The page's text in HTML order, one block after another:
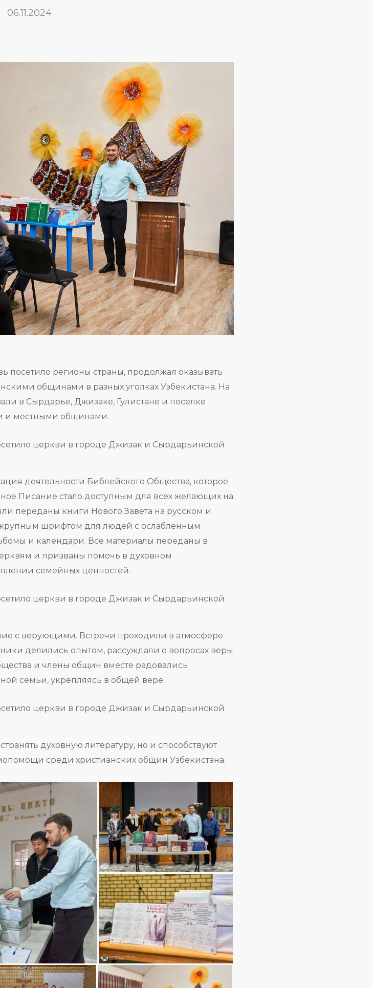
06.11.2024
посетило регионы страны, продолжая оказывать
общинами в разных уголках Узбекистана. На
в Сырдарье, Джизаке, Гулистане и поселке
и местными общинами.
деятельности Библейского Общества, которое
Писание стало доступным для всех желающих на
переданы книги Нового Завета на русском и
крупным шрифтом для людей с ослабленным
и календари. Все материалы переданы в
и призваны помочь в духовном
семейных ценностей.
с верующими. Встречи проходили в атмосфере
делились опытом, рассуждали о вопросах веры
и члены общин вместе радовались
семьи, укрепляясь в общей вере.
духовную литературу, но и способствуют
среди христианских общин Узбекистана.